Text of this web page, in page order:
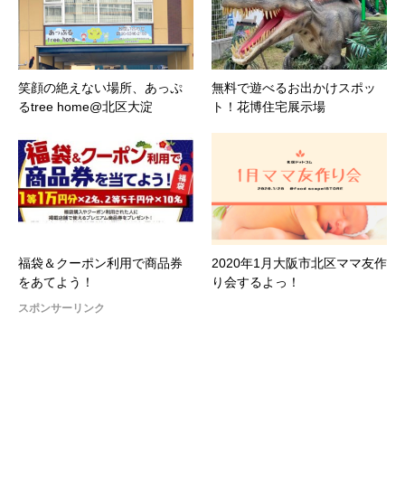
笑顔の絶えない場所、あっぷ
るtree home@北区大淀
無料で遊べるお出かけスポッ
ト！花博住宅展示場
福袋＆クーポン利用で商品券
をあてよう！
2020年1月大阪市北区ママ友作
り会するよっ！
スポンサーリンク